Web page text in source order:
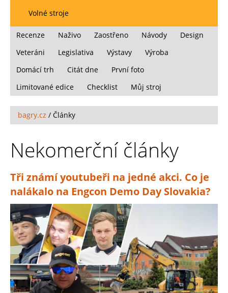
Volné stroje
Recenze Naživo Zaostřeno Návody
Design
Veteráni
Legislativa Výstavy
Výroba
Domácí trh
Citát dne
První foto
Limitované edice
Checklist Můj stroj
bagry.cz / Články
Nekomerční články
Tři známí youtubeři na jedné akci. Co je
nalákalo na Engcon Demo Day Slovakia?